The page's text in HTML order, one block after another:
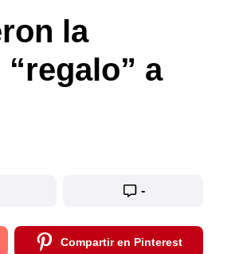
la
a
-
Compartir en Pinterest